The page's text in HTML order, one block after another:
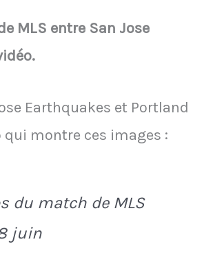
MLS entre San Jose
Earthquakes et Portland
montre ces images :
du match de MLS
juin